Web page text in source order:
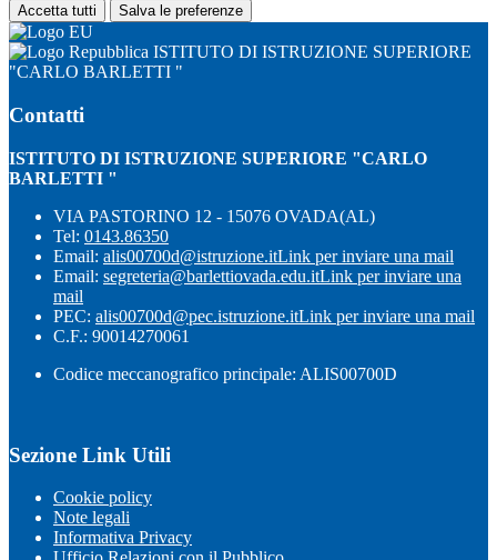
Accetta tutti Salva le preferenze
ISTITUTO DI ISTRUZIONE SUPERIORE
"CARLO BARLETTI "
Contatti
ISTITUTO DI ISTRUZIONE SUPERIORE "CARLO
BARLETTI "
VIA PASTORINO 12 - 15076 OVADA(AL)
Tel: 0143.86350
Email: alis00700d@istruzione.itLink per inviare una mail
Email: segreteria@barlettiovada.edu.itLink per inviare una
mail
PEC: alis00700d@pec.istruzione.itLink per inviare una mail
C.F.: 90014270061
Codice meccanografico principale: ALIS00700D
Sezione Link Utili
Cookie policy
Note legali
Informativa Privacy